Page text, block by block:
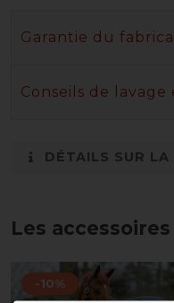
Garantie du
Conseils de
DÉTAILS SUR
Les
-10%